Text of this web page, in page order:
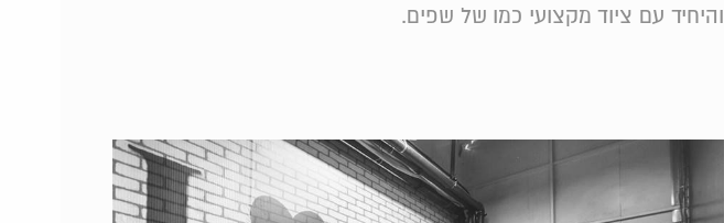
והיחיד עם ציוד מקצועי כמו של שפים.